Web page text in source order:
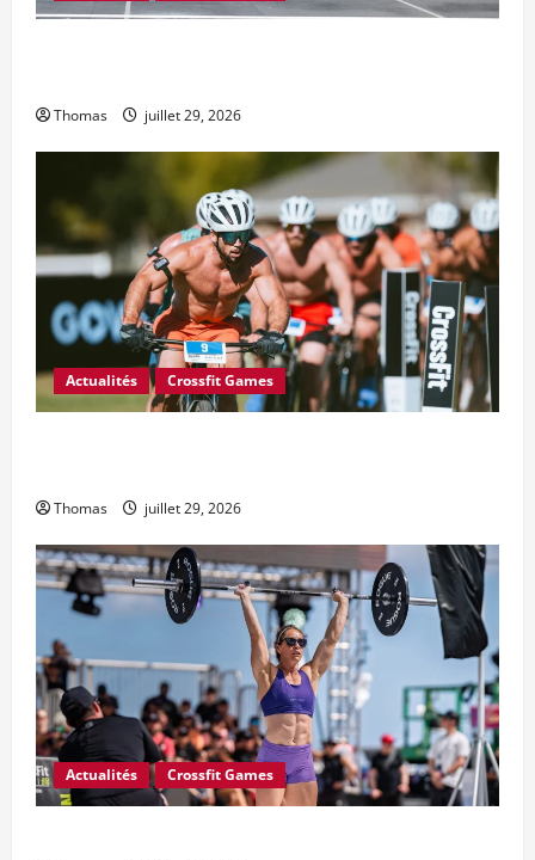
Thomas juillet 29, 2026
Actualités Crossfit Games
Thomas juillet 29, 2026
Actualités Crossfit Games